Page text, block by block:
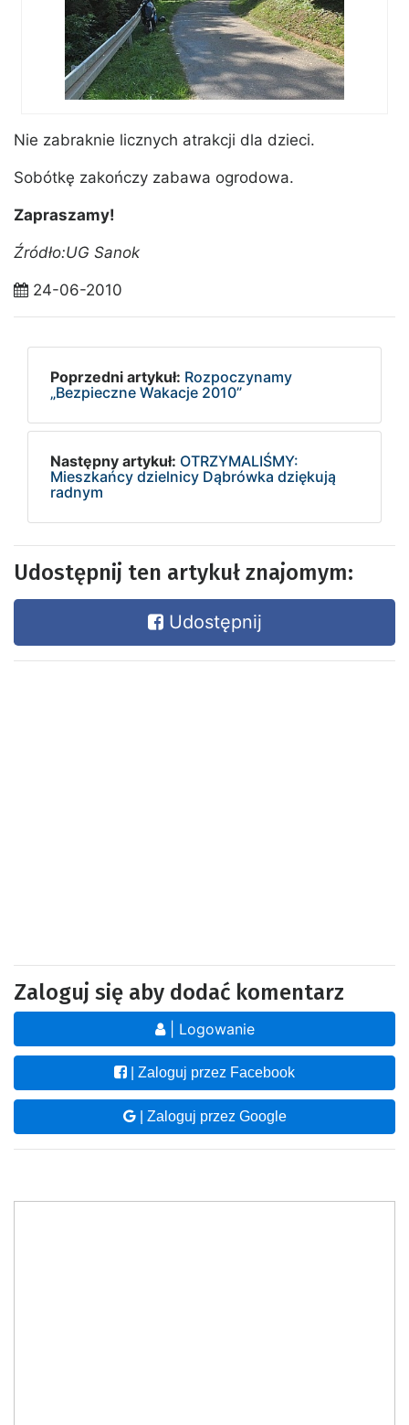
Nie zabraknie licznych atrakcji dla dzieci.
Sobótkę zakończy zabawa ogrodowa.
Zapraszamy!
Źródło:UG Sanok
24-06-2010
Poprzedni artykuł: Rozpoczynamy
„Bezpieczne Wakacje 2010”
Następny artykuł: OTRZYMALIŚMY:
Mieszkańcy dzielnicy Dąbrówka dziękują
radnym
Udostępnij ten artykuł znajomym:
Udostępnij
Zaloguj się aby dodać komentarz
| Logowanie
| Zaloguj przez Facebook
| Zaloguj przez Google